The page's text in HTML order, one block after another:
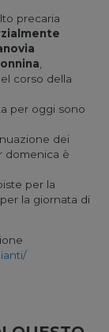
precaria
corso della
per oggi sono
dei
domenica è
per la
la giornata di